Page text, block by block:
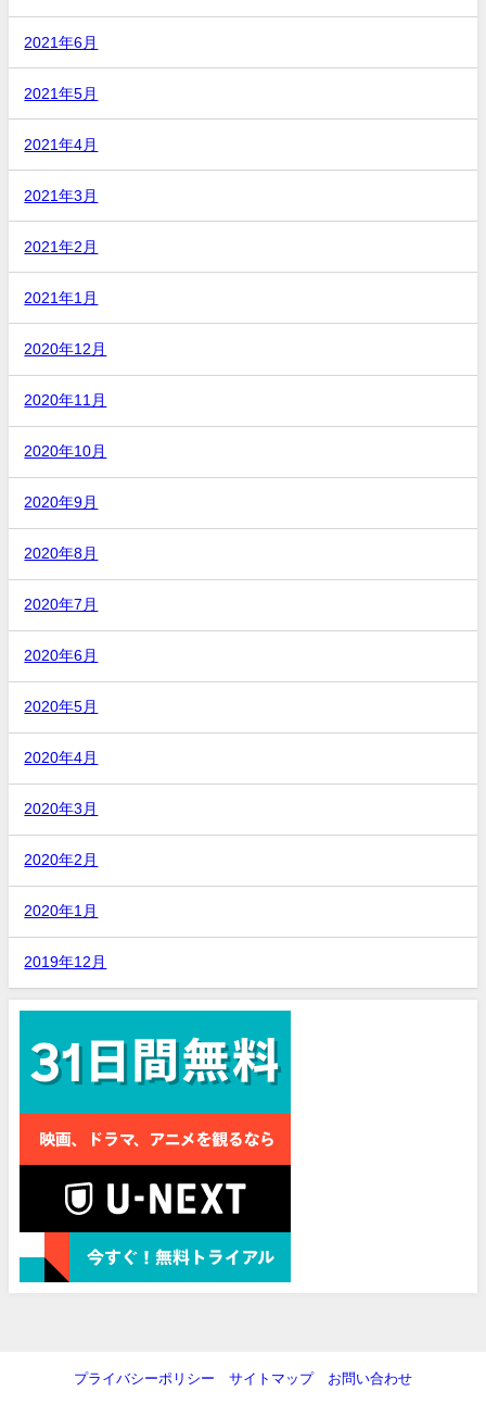
2021年6月
2021年5月
2021年4月
2021年3月
2021年2月
2021年1月
2020年12月
2020年11月
2020年10月
2020年9月
2020年8月
2020年7月
2020年6月
2020年5月
2020年4月
2020年3月
2020年2月
2020年1月
2019年12月
プライバシーポリシー サイトマップ お問い合わせ